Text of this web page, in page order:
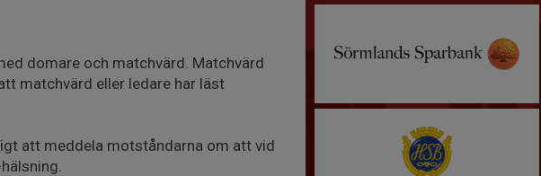
domare och matchvärd. Matchvärd
matchvärd eller ledare har läst
att meddela motståndarna om att vid